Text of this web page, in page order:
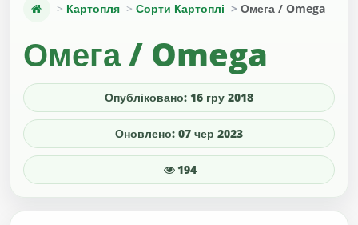
Картопля Сорти Картоплі Омега / Omega
Омега / Omega
Опубліковано: 16 гру 2018
Оновлено: 07 чер 2023
194